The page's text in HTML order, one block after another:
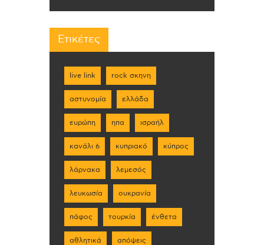
Ετικέτες
live link rock σκηνη
αστυνομία ελλάδα
ευρώπη ηπα ισραήλ
κανάλι 6 κυπριακό κύπρος
λάρνακα λεμεσός
λευκωσία ουκρανία
πάφος τουρκία ένθετα
αθλητικά απόψεις